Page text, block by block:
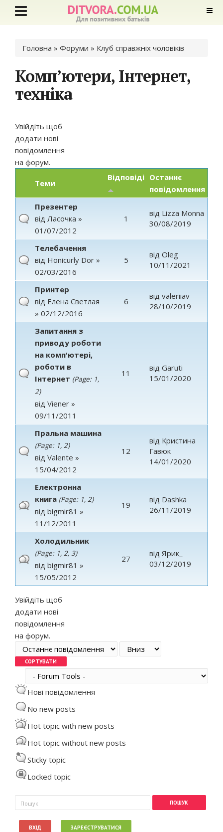
Ви є тут
Головна » Форуми » Клуб справжніх чоловіків
Комп’ютери, Інтернет,
техніка
Увійдіть щоб
додати нові
повідомлення
на форум.
Теми
Відповіді Останнє
повідомлення
Презентер
від Ласочка »
01/07/2012
1
від Lizza Monna
30/08/2019
Телебачення
від Honicurly Dor »
02/03/2016
5
від Oleg
10/11/2021
Принтер
від Елена Светлая
» 02/12/2016
6
від valeriiav
28/10/2019
Запитання з
приводу роботи
на комп'ютері,
роботи в
Інтернет (Page: 1,
2)
від Viener »
09/11/2011
11
від Garuti
15/01/2020
Пральна машина
(Page: 1, 2)
від Valente »
15/04/2012
12
від Кристина
Гавюк
14/01/2020
Електронна
книга (Page: 1, 2)
від bigmir81 »
11/12/2011
19
від Dashka
26/11/2019
Холодильник
(Page: 1, 2, 3)
від bigmir81 »
15/05/2012
27
від Ярик_
03/12/2019
Увійдіть щоб
додати нові
повідомлення
на форум.
Order by
Сортувати
Нові повідомлення
No new posts
Hot topic with new posts
Hot topic without new posts
Sticky topic
Locked topic
Пошукова форма
Пошук
ВХІД ЗАРЕЄСТРУВАТИСЯ